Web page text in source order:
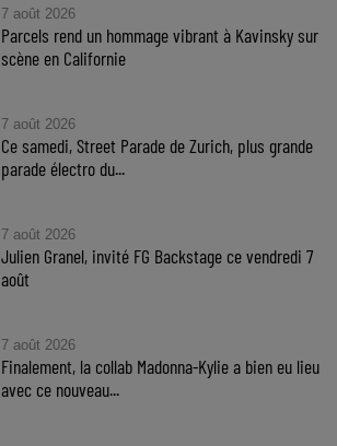
7 août 2026
Parcels rend un hommage vibrant à Kavinsky sur
scène en Californie
7 août 2026
Ce samedi, Street Parade de Zurich, plus grande
parade électro du...
7 août 2026
Julien Granel, invité FG Backstage ce vendredi 7
août
7 août 2026
Finalement, la collab Madonna-Kylie a bien eu lieu
avec ce nouveau...